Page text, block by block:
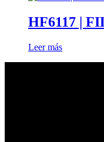
HF6117 |
Leer más